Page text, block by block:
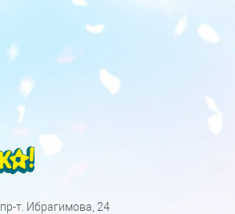
пр-т. Ибрагимова, 24